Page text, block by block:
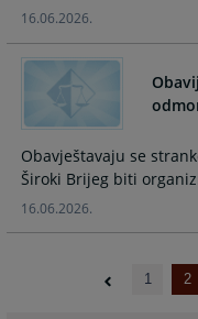
16.06.2026.
Obavještavaju se
Široki Brijeg biti
16.06.2026.
1 2